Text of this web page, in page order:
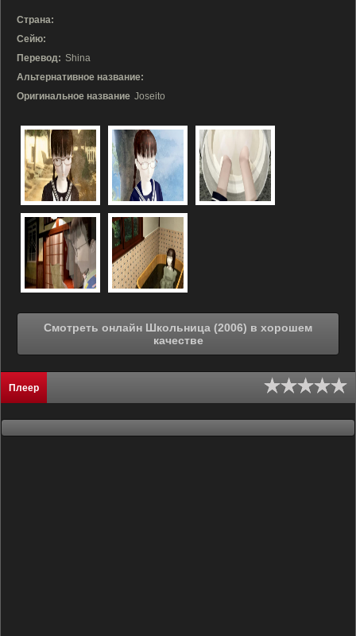
Страна:
Сейю:
Перевод: Shina
Альтернативное название:
Оригинальное название Joseito
Смотреть онлайн Школьница (2006) в хорошем
качестве
Плеер